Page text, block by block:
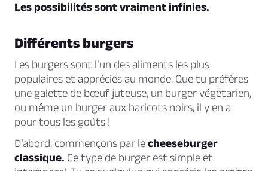
Les possibilités sont vraiment infinies.
Différents burgers
Les burgers sont l’un des aliments les plus
populaires et appréciés au monde. Que tu préfères
une galette de bœuf juteuse, un burger végétarien,
ou même un burger aux haricots noirs, il y en a
pour tous les goûts !
D’abord, commençons par lecheeseburger
classique. Ce type de burger est simple et